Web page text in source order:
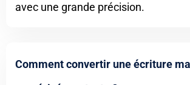
avec une grande précision.
Comment convertir une écriture